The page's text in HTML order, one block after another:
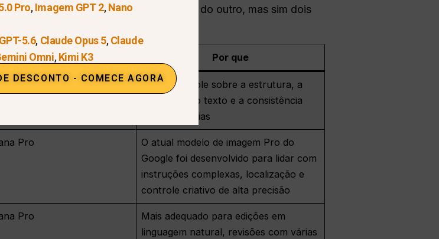
eles não são simples substitutos um do outro, mas sim dois
Melhor opção Por que
Pro
Maior controle sobre a estrutura, a
iluminação, o texto e a consistência
das referências
Pro
O atual modelo de imagem Pro do
Google foi desenvolvido para lidar com
instruções complexas, localização e
controle criativo de alta precisão
Pro
Mais adequado para edições em
linguagem natural, revisões com várias
Pro,Imagem GPT 2,Nano
GPT-5.6, Claude Opus 5,Claude
Omni,Kimi K3
DESCONTO - COMECE AGORA